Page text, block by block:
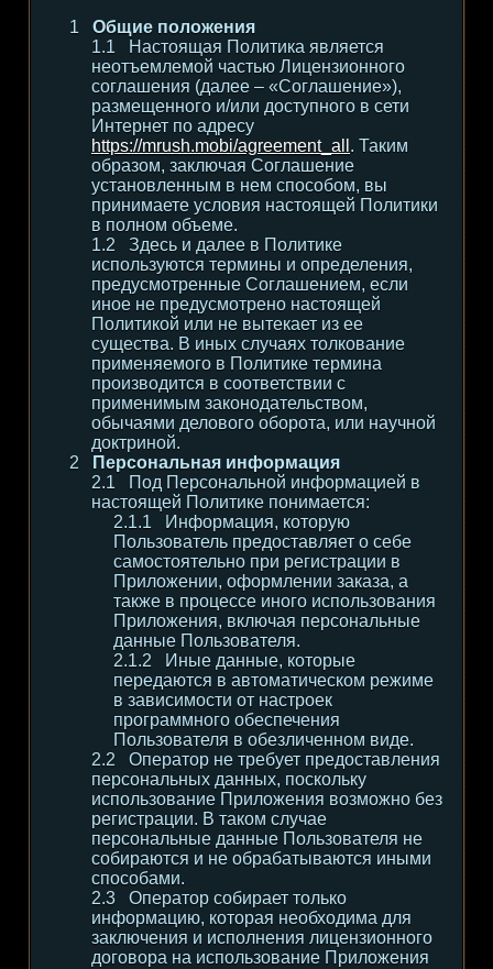
Общие положения
Настоящая Политика является
неотъемлемой частью Лицензионного
соглашения (далее – «Соглашение»),
размещенного и/или доступного в сети
Интернет по адресу
https://mrush.mobi/agreement_all . Таким
образом, заключая Соглашение
установленным в нем способом, вы
принимаете условия настоящей Политики
в полном объеме.
Здесь и далее в Политике
используются термины и определения,
предусмотренные Соглашением, если
иное не предусмотрено настоящей
Политикой или не вытекает из ее
существа. В иных случаях толкование
применяемого в Политике термина
производится в соответствии с
применимым законодательством,
обычаями делового оборота, или научной
доктриной.
Персональная информация
Под Персональной информацией в
настоящей Политике понимается:
Информация, которую
Пользователь предоставляет о себе
самостоятельно при регистрации в
Приложении, оформлении заказа, а
также в процессе иного использования
Приложения, включая персональные
данные Пользователя.
Иные данные, которые
передаются в автоматическом режиме
в зависимости от настроек
программного обеспечения
Пользователя в обезличенном виде.
Оператор не требует предоставления
персональных данных, поскольку
использование Приложения возможно без
регистрации. В таком случае
персональные данные Пользователя не
собираются и не обрабатываются иными
способами.
Оператор собирает только
информацию, которая необходима для
заключения и исполнения лицензионного
договора на использование Приложения